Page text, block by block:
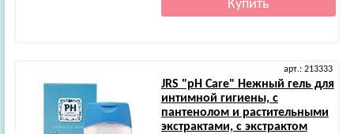
арт.: 213333
JRS "pH Care" Нежный гель для
интимной гигиены, с
пантенолом и растительными
экстрактами, с экстрактом